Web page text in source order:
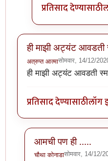
प्रतिसाद देण्यासाठी
ही माझी अट्यंट आवडती
अत्रुप्त आत्मासोमवार, 14/12/
ही माझी अट्यंट आवडती
प्रतिसाद देण्यासाठीलॉग
आमची पण ही .....
चौथा कोनाडासोमवार, 14/12/